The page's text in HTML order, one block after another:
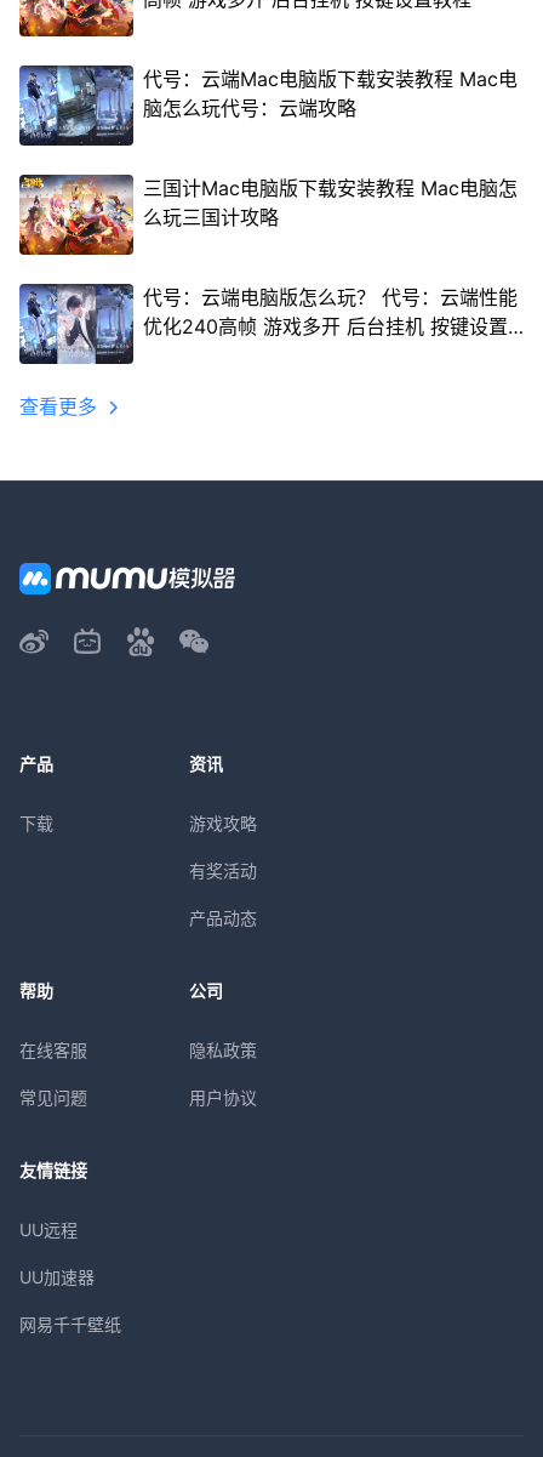
代号：云端Mac电脑版下载安装教程 Mac电
脑怎么玩代号：云端攻略
三国计Mac电脑版下载安装教程 Mac电脑怎
么玩三国计攻略
代号：云端电脑版怎么玩？ 代号：云端性能
优化240高帧 游戏多开 后台挂机 按键设置
查看更多
产品
下载
资讯
游戏攻略
有奖活动
产品动态
帮助
在线客服
常见问题
公司
隐私政策
用户协议
友情链接
UU远程
UU加速器
网易千千壁纸